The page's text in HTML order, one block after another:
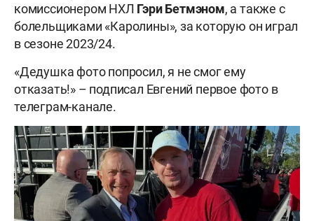
комиссионером НХЛ Гэри Бетмэном, а также с
болельщиками «Каролины», за которую он играл
в сезоне 2023/24.
«Дедушка фото попросил, я не смог ему
отказать!» – подписал Евгений первое фото в
телеграм-канале.